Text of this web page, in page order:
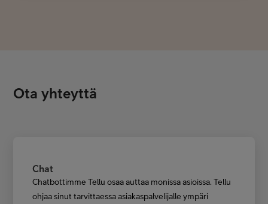
Ota yhteyttä
Chat
Chatbottimme Tellu osaa auttaa monissa asioissa. Tellu
ohjaa sinut tarvittaessa asiakaspalvelijalle ympäri